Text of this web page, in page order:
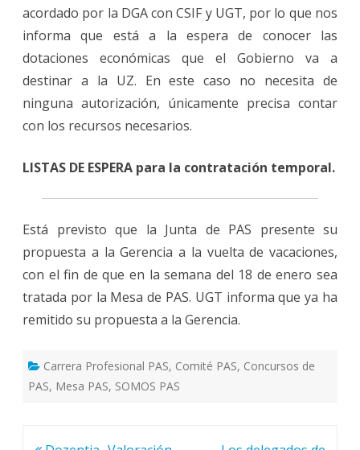
acordado por la DGA con CSIF y UGT, por lo que nos
informa que está a la espera de conocer las
dotaciones económicas que el Gobierno va a
destinar a la UZ. En este caso no necesita de
ninguna autorización, únicamente precisa contar
con los recursos necesarios.
LISTAS DE ESPERA para la contratación temporal.
Está previsto que la Junta de PAS presente su
propuesta a la Gerencia a la vuelta de vacaciones,
con el fin de que en la semana del 18 de enero sea
tratada por la Mesa de PAS. UGT informa que ya ha
remitido su propuesta a la Gerencia.
Carrera Profesional PAS, Comité PAS, Concursos de
PAS, Mesa PAS, SOMOS PAS